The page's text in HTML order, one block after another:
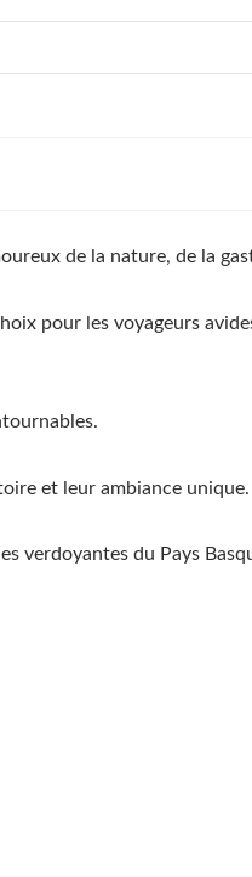
de la nature, de la
pour les voyageurs
et leur ambiance unique.
verdoyantes du Pays